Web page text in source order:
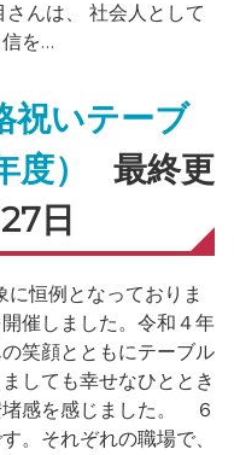
さんは、 社会人として
を…
祝いテーブ
）
最終更
日
恒例となっておりま
催しました。令和４年
笑顔とともにテーブル
しても幸せなひととき
感を感じました。 ６
。それぞれの職場で、